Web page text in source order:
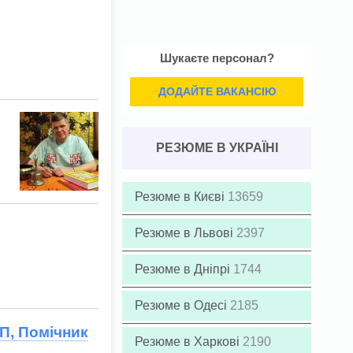
Помічник
Шукаєте персонал?
ДОДАЙТЕ ВАКАНСІЮ
РЕЗЮМЕ В УКРАЇНІ
Резюме в Києві 13659
Резюме в Львові 2397
Резюме в Дніпрі 1744
Резюме в Одесі 2185
Резюме в Харкові 2190